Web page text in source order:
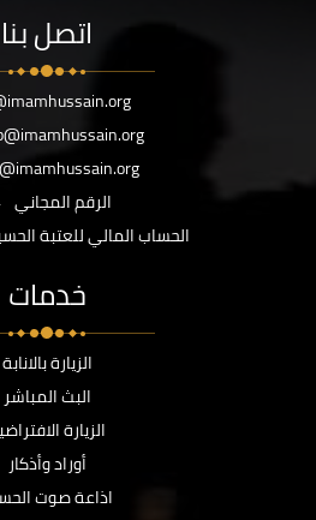
اتصل بنا
الرقم المجاني
الحساب المالي للعتبة
خدمات
الزيارة بالانابة
البث المباشر
الزيارة
أوراد وأذكار
اذاعة صوت